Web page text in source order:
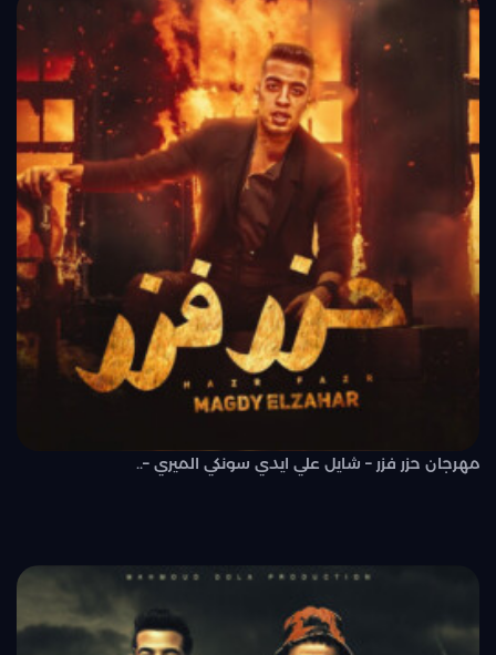
مهرجان حزر فزر – شايل علي ايدي سونكي الميري –..